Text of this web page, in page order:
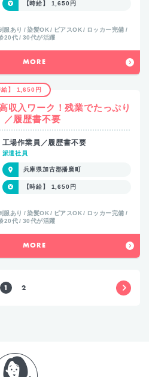
【時給】 1,650円
服あり 染髪OK ピアスOK
ロッカー完備
20代 30代が活躍
MORE
給】 1,650円
収入ワーク！残業でたっぷり
／履歴書不要
工場作業員／履歴書不要
派遣社員
兵庫県加古郡播磨町
【時給】 1,650円
服あり 染髪OK ピアスOK
ロッカー完備
20代 30代が活躍
MORE
1 2